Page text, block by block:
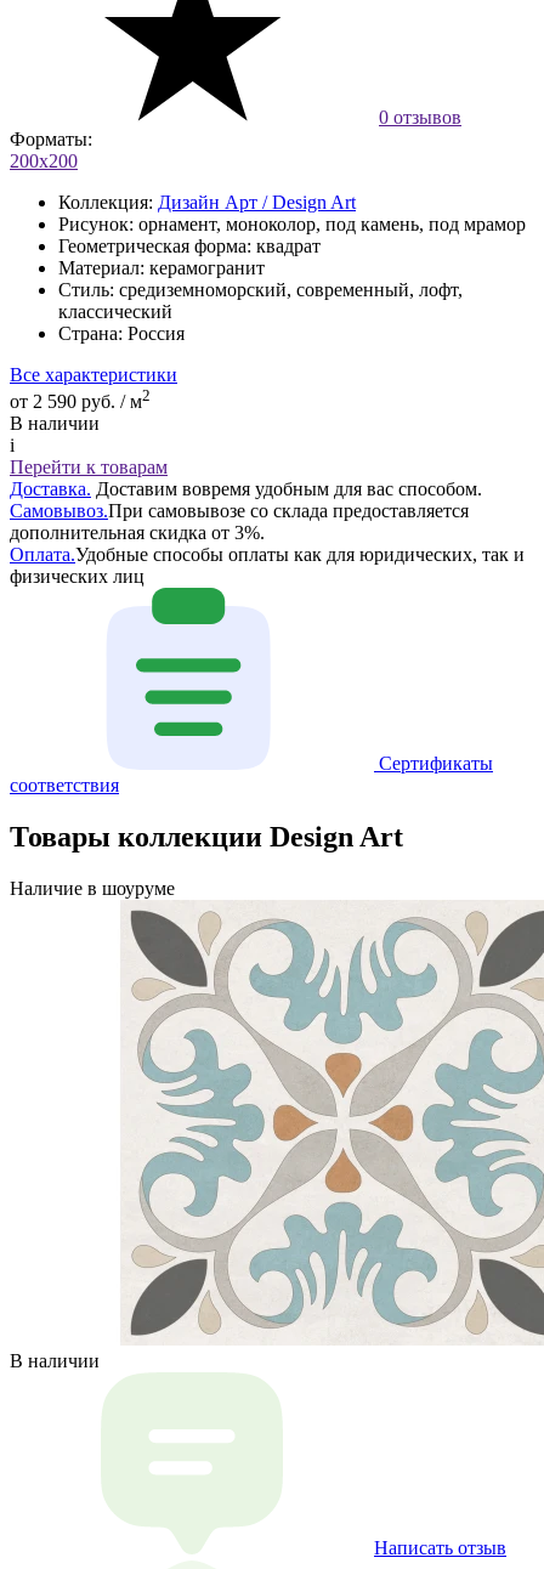
0 отзывов
Форматы:
200х200
Коллекция: Дизайн Арт / Design Art
Рисунок: орнамент, моноколор, под камень, под мрамор
Геометрическая форма: квадрат
Материал: керамогранит
Стиль: средиземноморский, современный, лофт,
классический
Страна: Россия
Все характеристики
от 2 590 руб. / м2
В наличии
i
Перейти к товарам
Доставка. Доставим вовремя удобным для вас способом.
Самовывоз.При самовывозе со склада предоставляется
дополнительная скидка от 3%.
Оплата.Удобные способы оплаты как для юридических, так и
физических лиц
Сертификаты
соответствия
Товары коллекции Design Art
Наличие в шоуруме
В наличии
Написать отзыв